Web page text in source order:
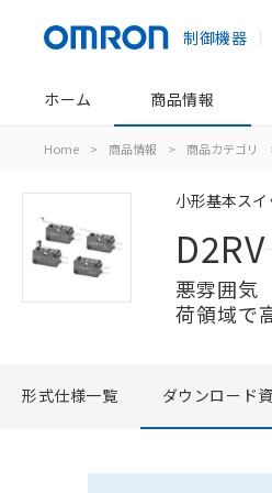
制御機器
ホーム 商品情報
Home > 商品情報 > 商品カテゴリ
小形基本スイ
D2RV
悪雰囲気
荷領域で
形式仕様一覧 ダウンロード